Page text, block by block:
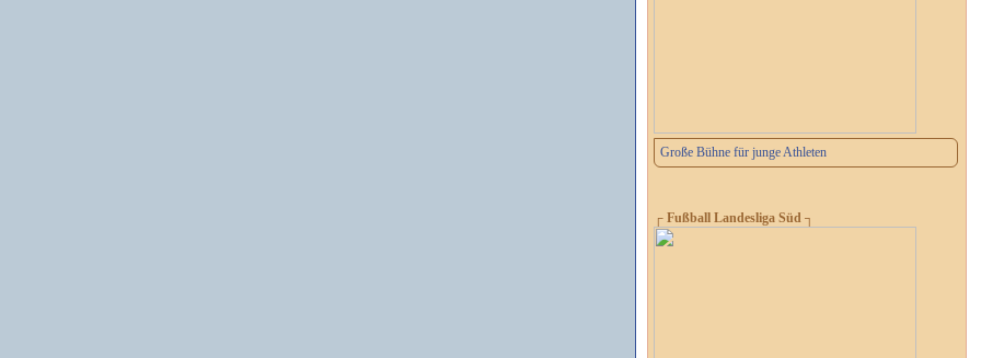
Große Bühne für junge Athleten
┌ Fußball Landesliga Süd ┐